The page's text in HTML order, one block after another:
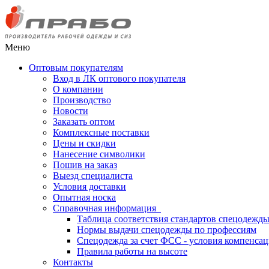
Меню
Оптовым покупателям
Вход в ЛК оптового покупателя
О компании
Производство
Новости
Заказать оптом
Комплексные поставки
Цены и скидки
Нанесение символики
Пошив на заказ
Выезд специалиста
Условия доставки
Опытная носка
Справочная информация
Таблица соответствия стандартов спецодежды
Нормы выдачи спецодежды по профессиям
Спецодежда за счет ФСС - условия
Правила работы на высоте
Контакты